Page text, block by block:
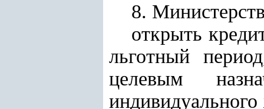
8.
открыть
льготный
целевым